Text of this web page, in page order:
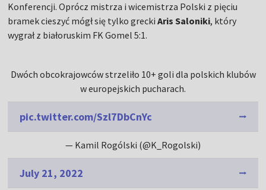
Konferencji. Oprócz mistrza i wicemistrza Polski z pięciu
bramek cieszyć mógł się tylko greckiAris Saloniki, który
wygrał z białoruskim FK Gomel 5:1.
Dwóch obcokrajowców strzeliło 10+ goli dla polskich klubów
w europejskich pucharach.
pic.twitter.com/Szl7DbCnYc
— Kamil Rogólski (@K_Rogolski)
July 21, 2022